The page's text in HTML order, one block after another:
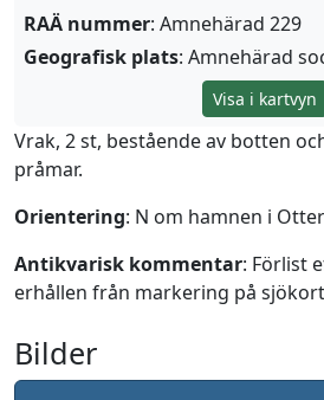
RAÄ nummer: Amnehärad 229
Geografisk plats: Amnehärad
Visa i kartvyn
Vrak, 2 st, bestående av botten
pråmar.
Orientering: N om hamnen i
Antikvarisk kommentar: Förlist
erhållen från markering på
Bilder